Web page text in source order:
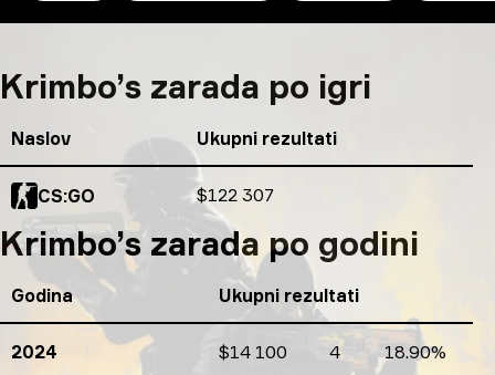
Krimbo’s zarada po igri
Naslov Ukupni rezultati
CS:GO Ukupni rezultati
$122 307
Krimbo’s zarada po godini
Godina Ukupni rezultati
2024 Zarade
$14 100
Broj turnira 4
Procenti 18.90%